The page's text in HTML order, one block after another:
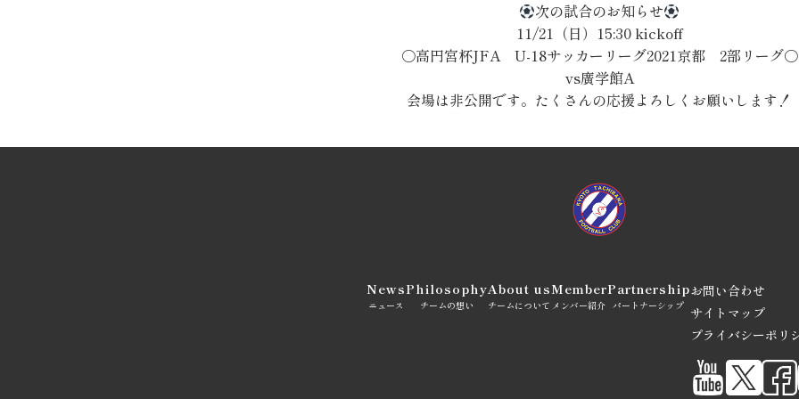
次の試合のお知らせ
11/21（日）15:30 kickoff
〇高円宮杯JFA U-18サッカーリーグ2021京都 2部リーグ〇
vs廣学館A
会場は非公開です。たくさんの応援よろしくお願いします！
ニュース
News
チームの想い
Philosophy
チームについて
About us
メンバー紹介
Member
パートナーシップ
Partnershipお問い合わせ
サイトマップ
プライバシーポリ